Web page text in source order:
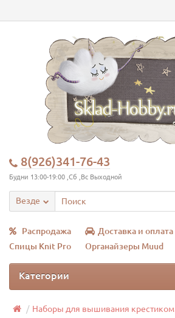
8(926)341-76-43
Будни 13:00-19:00 ,Сб ,Вс Выходной
Везде
Распродажа Доставка и оплата
Спицы Knit Pro
Органайзеры Muud
Категории
Наборы для вышивания крестиком